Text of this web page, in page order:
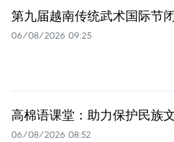
第九届越南传统武术国际节
06/08/2026 09:25
高棉语课堂：助力保护民族
06/08/2026 08:52